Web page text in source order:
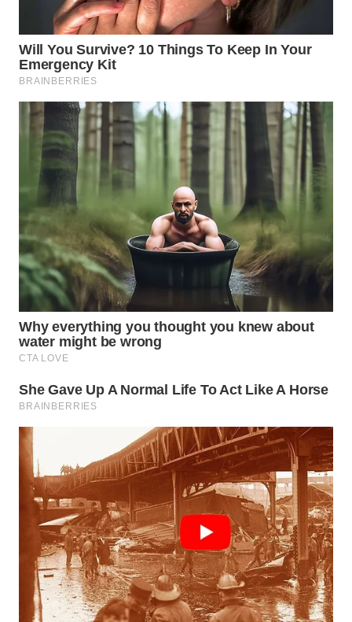
WN
TAPANULI
TENGAH
WN DELI
SERDANG
WN
TEBING
TINGGI
WN
PAKPAK
WN
KARAWANG
WN
WN
DEPOK
WN
TAPANULI
UTARA
WN